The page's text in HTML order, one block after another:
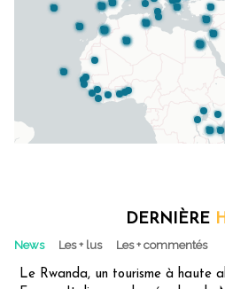
DERNIÈRE
News Les + lus Les + commentés
Le Rwanda, un tourisme à haute